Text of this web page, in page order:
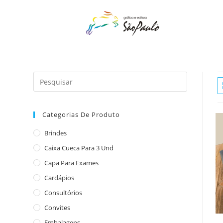
Categorias De Produto
Brindes
Caixa Cueca Para 3 Und
Capa Para Exames
Cardápios
Consultórios
Convites